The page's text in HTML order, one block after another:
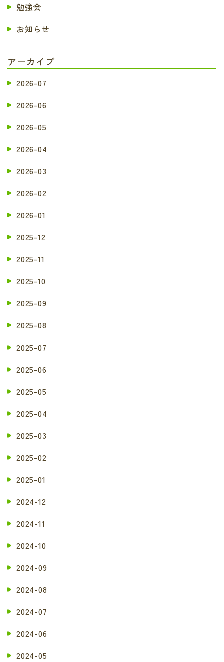
勉強会
お知らせ
アーカイブ
2026-07
2026-06
2026-05
2026-04
2026-03
2026-02
2026-01
2025-12
2025-11
2025-10
2025-09
2025-08
2025-07
2025-06
2025-05
2025-04
2025-03
2025-02
2025-01
2024-12
2024-11
2024-10
2024-09
2024-08
2024-07
2024-06
2024-05